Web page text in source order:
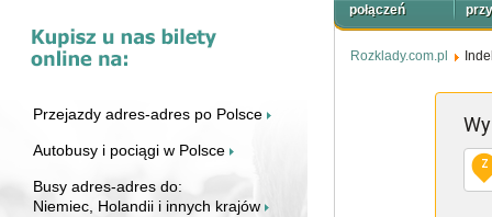
Przejazdy adres-adres po Polsce
Autobusy i pociągi w Polsce
Busy adres-adres do:
Niemiec, Holandii i innych krajów
połączeń
Rozklady.com.pl
Z